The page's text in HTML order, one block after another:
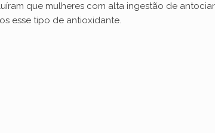
que mulheres com alta ingestão de
esse tipo de antioxidante.